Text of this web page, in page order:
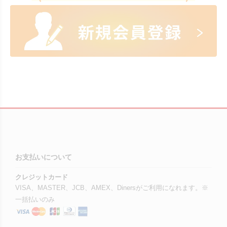
お支払いについて
クレジットカード
VISA、MASTER、JCB、AMEX、Dinersがご利用になれます。※
一括払いのみ